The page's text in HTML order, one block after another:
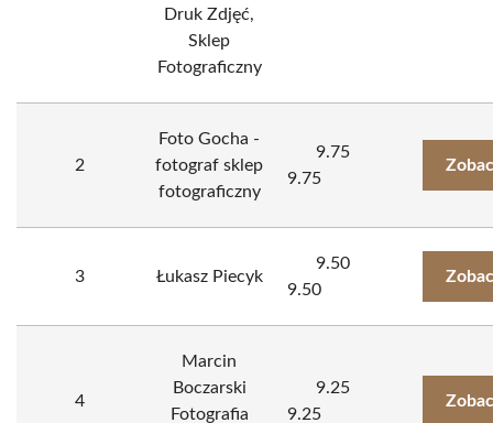
Druk Zdjęć,
Sklep
Fotograficzny
2
Foto Gocha -
fotograf sklep
fotograficzny
9.75
9.75
3 Łukasz Piecyk
9.50
9.50
4
Marcin
Boczarski
Fotografia
9.25
9.25